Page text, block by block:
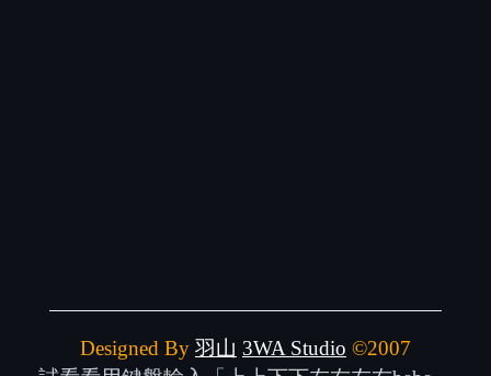
Designed By 羽山 3WA Studio ©2007